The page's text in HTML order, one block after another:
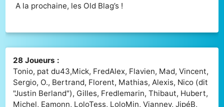
A la prochaine, les Old Blag’s !
28 Joueurs :
Tonio, pat du43,Mick, FredAlex, Flavien, Mad, Vincent,
Sergio, O., Bertrand, Florent, Mathias, Alexis, Nico (dit
"Justin Berland"), Gilles, Fredlemarin, Thibaut, Hubert,
Michel, Eamonn, LoloTess, LoloMin, Vianney, JipéB,